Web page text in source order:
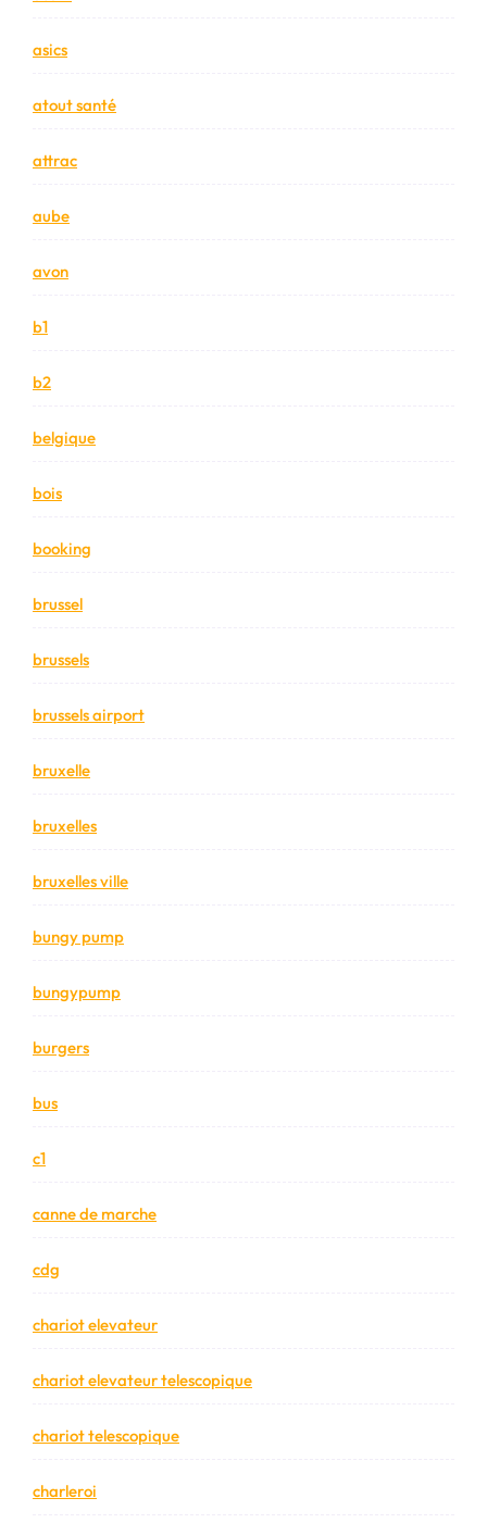
asics
atout santé
attrac
aube
avon
b1
b2
belgique
bois
booking
brussel
brussels
brussels airport
bruxelle
bruxelles
bruxelles ville
bungy pump
bungypump
burgers
bus
c1
canne de marche
cdg
chariot elevateur
chariot elevateur telescopique
chariot telescopique
charleroi